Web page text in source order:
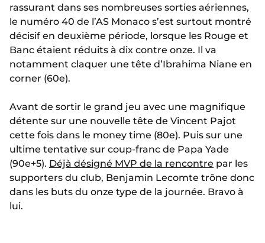
rassurant dans ses nombreuses sorties aériennes,
le numéro 40 de l’AS Monaco s’est surtout montré
décisif en deuxième période, lorsque les Rouge et
Banc étaient réduits à dix contre onze. Il va
notamment claquer une tête d’Ibrahima Niane en
corner (60e).
Avant de sortir le grand jeu avec une magnifique
détente sur une nouvelle tête de Vincent Pajot
cette fois dans le money time (80e). Puis sur une
ultime tentative sur coup-franc de Papa Yade
(90e+5). Déjà désigné MVP de la rencontre par les
supporters du club, Benjamin Lecomte trône donc
dans les buts du onze type de la journée. Bravo à
lui.